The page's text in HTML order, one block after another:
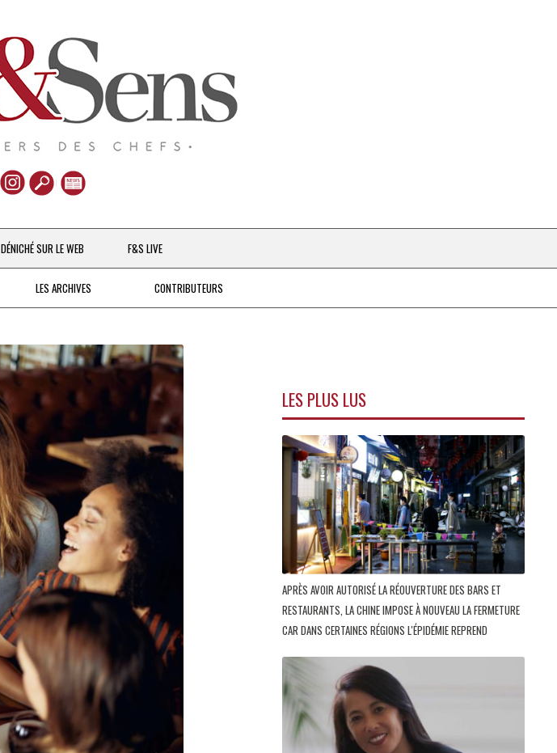
Aller
au
contenu
DÉNICHÉ SUR LE WEB F&S LIVE
LES ARCHIVES
DEPUIS 2016
CONTRIBUTEURS
LES PLUS LUS
APRÈS AVOIR AUTORISÉ LA RÉOUVERTURE DES BARS ET
RESTAURANTS, LA CHINE IMPOSE À NOUVEAU LA FERMETURE
CAR DANS CERTAINES RÉGIONS L'ÉPIDÉMIE REPREND